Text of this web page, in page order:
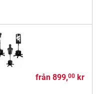
från 899,00kr